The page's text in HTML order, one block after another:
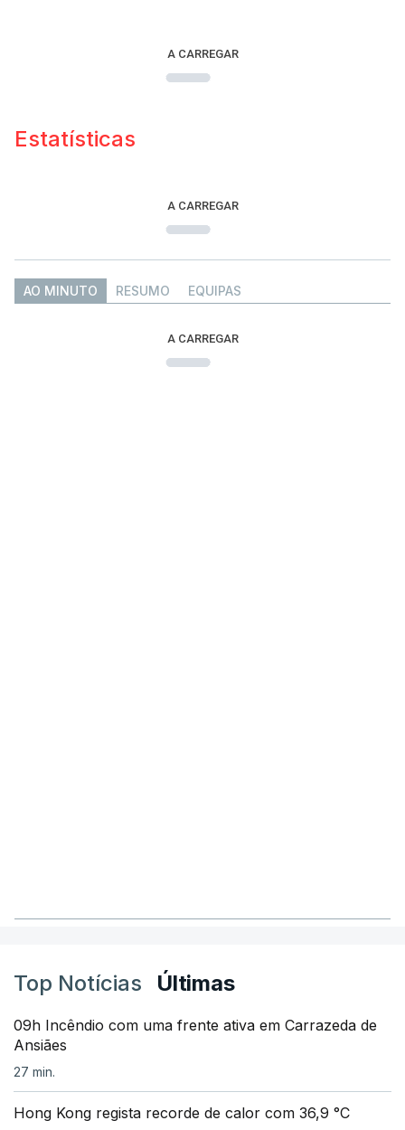
A CARREGAR
Estatísticas
A CARREGAR
AO MINUTO RESUMO EQUIPAS
A CARREGAR
Top Notícias Últimas
09h Incêndio com uma frente ativa em Carrazeda de
Ansiães
27 min.
Hong Kong regista recorde de calor com 36,9 °C